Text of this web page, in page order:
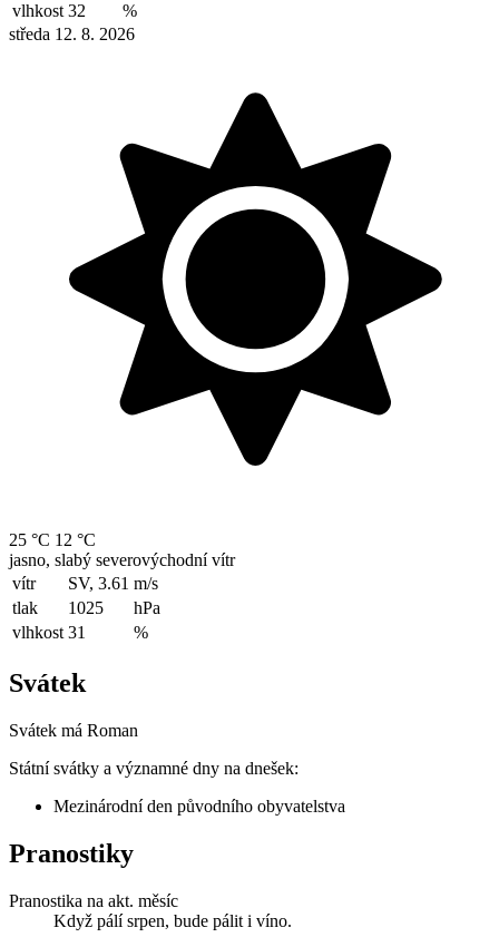
vlhkost 32
%
středa 12. 8. 2026
25 °C 12 °C
jasno, slabý severovýchodní vítr
vítr
SV, 3.61 m/s
tlak
1025
hPa
vlhkost 31 %
Svátek
Svátek má Roman
Státní svátky a významné dny na dnešek:
Mezinárodní den původního obyvatelstva
Pranostiky
Pranostika na akt. měsíc
Když pálí srpen, bude pálit i víno.